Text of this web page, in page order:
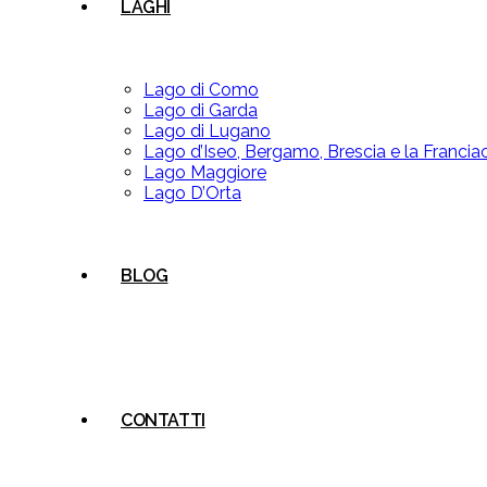
LAGHI
Lago di Como
Lago di Garda
Lago di Lugano
Lago d’Iseo, Bergamo, Brescia e la
Lago Maggiore
Lago D’Orta
BLOG
CONTATTI